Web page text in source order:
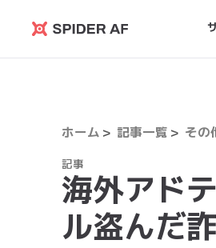
Spider
ホーム 記事一覧 その
記事
海外アド
ル盗んだ